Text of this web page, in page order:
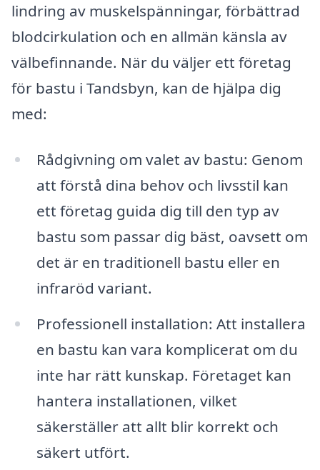
lindring av muskelspänningar, förbättrad
blodcirkulation och en allmän känsla av
välbefinnande. När du väljer ett företag
för bastu i Tandsbyn, kan de hjälpa dig
med:
Rådgivning om valet av bastu: Genom
att förstå dina behov och livsstil kan
ett företag guida dig till den typ av
bastu som passar dig bäst, oavsett om
det är en traditionell bastu eller en
infraröd variant.
Professionell installation: Att installera
en bastu kan vara komplicerat om du
inte har rätt kunskap. Företaget kan
hantera installationen, vilket
säkerställer att allt blir korrekt och
säkert utfört.